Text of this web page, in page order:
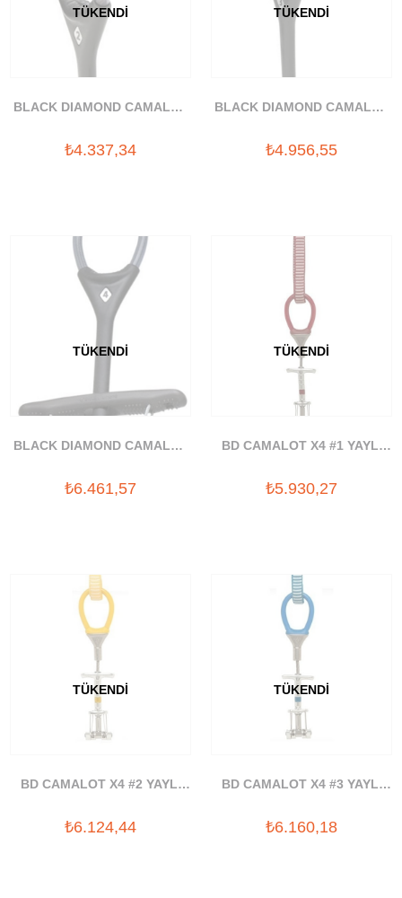
TÜKENDI
BLACK DIAMOND CAMALOT
₺4.337,34
TÜKENDI
BLACK DIAMOND CAMALOT
₺4.956,55
TÜKENDI
BLACK DIAMOND CAMALOT
₺6.461,57
TÜKENDI
BD CAMALOT X4 #1 YAYLI
₺5.930,27
TÜKENDI
BD CAMALOT X4 #2 YAYLI
₺6.124,44
TÜKENDI
BD CAMALOT X4 #3 YAYLI
₺6.160,18